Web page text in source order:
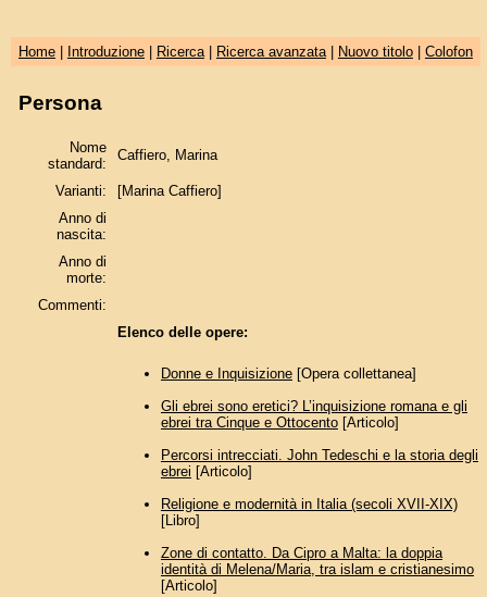
Home| Introduzione| Ricerca| Ricerca avanzata| Nuovo titolo| Colofon
Persona
Nome
standard:
Caffiero, Marina
Varianti:
[Marina Caffiero]
Anno di
nascita:
Anno di
morte:
Commenti:
Elenco delle opere:
Donne e Inquisizione[Opera collettanea]
Gli ebrei sono eretici? L’inquisizione romana e gli
ebrei tra Cinque e Ottocento[Articolo]
Percorsi intrecciati. John Tedeschi e la storia degli
ebrei [Articolo]
Religione e modernità in Italia (secoli XVII-XIX)
[Libro]
Zone di contatto. Da Cipro a Malta: la doppia
identità di Melena/Maria, tra islam e cristianesimo
[Articolo]